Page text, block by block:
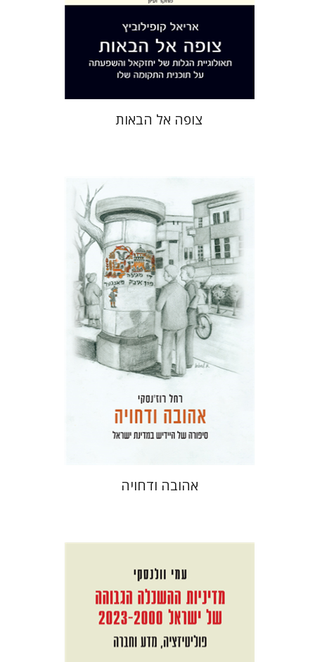
הנחת אתר ספר מודפס
$46
$41
צופה אל הבאות
רחל רוז'נסקי
דוד בן-נחום
הנחת אתר ספר מודפס
$46
אהובה ודחויה
עמי וולנסקי